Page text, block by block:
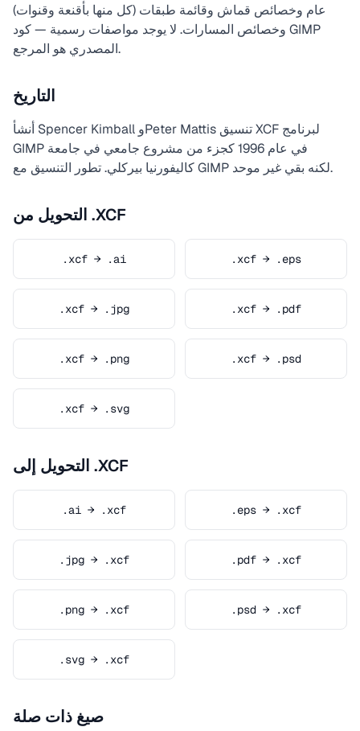
عام وخصائص قماش وقائمة طبقات (كل منها بأقنعة وقنوات)
وخصائص المسارات. لا يوجد مواصفات رسمية — كود GIMP
المصدري هو المرجع.
التاريخ
أنشأ Spencer Kimball وPeter Mattis تنسيق XCF لبرنامج
GIMP في عام 1996 كجزء من مشروع جامعي في جامعة
كاليفورنيا بيركلي. تطور التنسيق مع GIMP لكنه بقي غير موحد.
التحويل من .XCF
.xcf → .ai .xcf → .eps
.xcf → .jpg .xcf → .pdf
.xcf → .png .xcf → .psd
.xcf → .svg
التحويل إلى .XCF
.ai → .xcf .eps → .xcf
.jpg → .xcf .pdf → .xcf
.png → .xcf .psd → .xcf
.svg → .xcf
صيغ ذات صلة